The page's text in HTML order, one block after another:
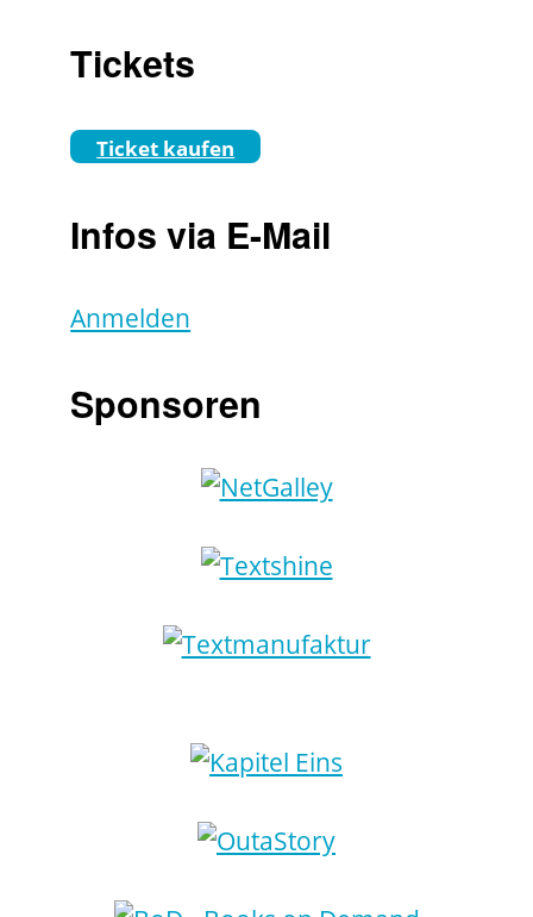
Tickets
Ticket kaufen
Infos via E-Mail
Anmelden
Sponsoren